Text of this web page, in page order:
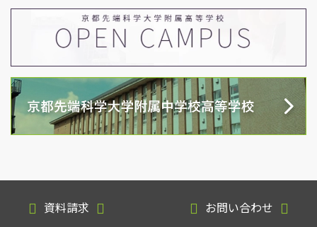
資料請求 お問い合わせ